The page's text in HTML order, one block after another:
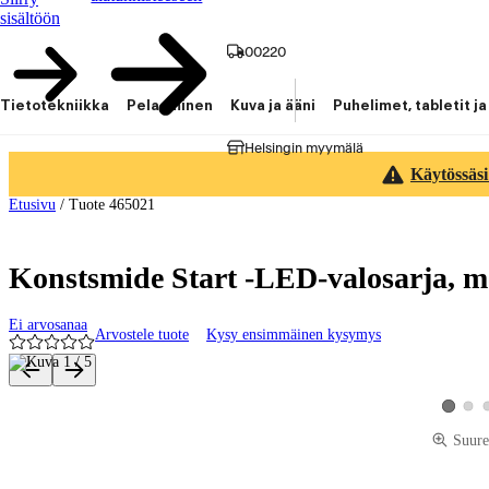
sisältöön
00220
Helsingin myymälä
Tietotekniikka Pelaaminen Kuva ja ääni Puhelimet, tabletit
Etusivu / Tuote 465021
Konstsmide Start -LED-valosarja,
Ei arvosanaa
Arvostele tuote Kysy ensimmäinen kysymys
Tuotteen kuvat ja videot
KatsoKatso